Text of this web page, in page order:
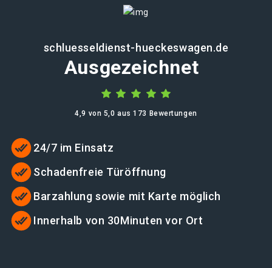
schluesseldienst-hueckeswagen.de
Ausgezeichnet
4,9 von 5,0 aus 173 Bewertungen
24/7 im Einsatz
Schadenfreie Türöffnung
Barzahlung sowie mit Karte möglich
Innerhalb von 30Minuten vor Ort